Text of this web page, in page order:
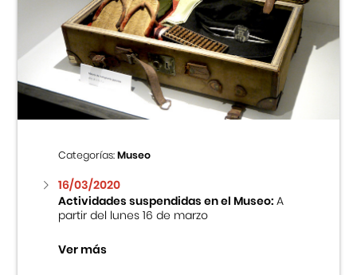
Categorías:Museo
16/03/2020
Actividades suspendidas en el Museo:A
partir del lunes 16 de marzo
Ver más